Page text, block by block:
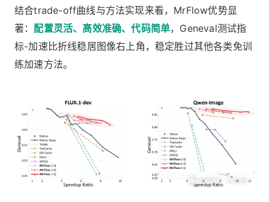
结合trade-off曲线与方法实现来看，MrFlow优势显
著： 配置灵活、高效准确、代码简单，Geneval测试指
标-加速比折线稳居图像右上角，稳定胜过其他各类免训
练加速方法。